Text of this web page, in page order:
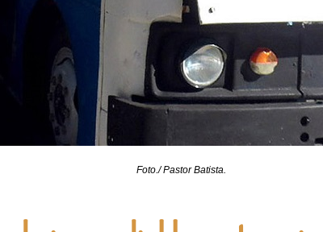
Foto./ Pastor Batista.